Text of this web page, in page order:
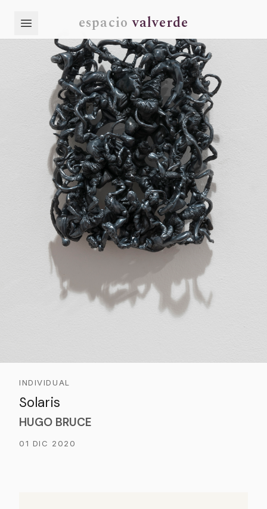
espacio valverde
INDIVIDUAL
Solaris
HUGO BRUCE
01 DIC 2020